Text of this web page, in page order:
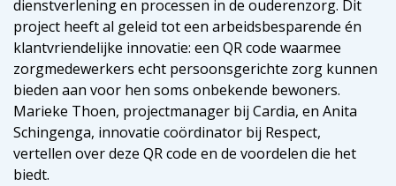
dienstverlening en processen in de ouderenzorg. Dit
project heeft al geleid tot een arbeidsbesparende én
klantvriendelijke innovatie: een QR code waarmee
zorgmedewerkers echt persoonsgerichte zorg kunnen
bieden aan voor hen soms onbekende bewoners.
Marieke Thoen, projectmanager bij Cardia, en Anita
Schingenga, innovatie coördinator bij Respect,
vertellen over deze QR code en de voordelen die het
biedt.